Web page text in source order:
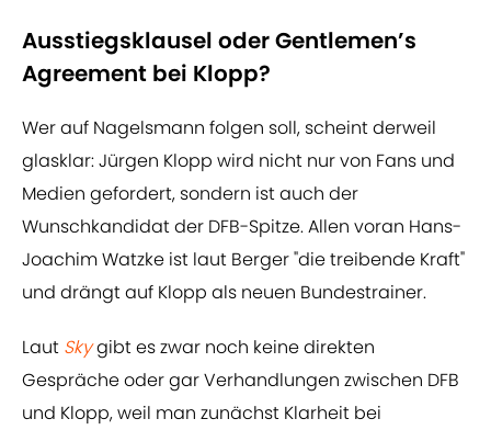
Ausstiegsklausel oder Gentlemen’s
Agreement bei Klopp?
Wer auf Nagelsmann folgen soll, scheint derweil
glasklar: Jürgen Klopp wird nicht nur von Fans und
Medien gefordert, sondern ist auch der
Wunschkandidat der DFB-Spitze. Allen voran Hans-
Joachim Watzke ist laut Berger "die treibende Kraft"
und drängt auf Klopp als neuen Bundestrainer.
Laut Skygibt es zwar noch keine direkten
Gespräche oder gar Verhandlungen zwischen DFB
und Klopp, weil man zunächst Klarheit bei